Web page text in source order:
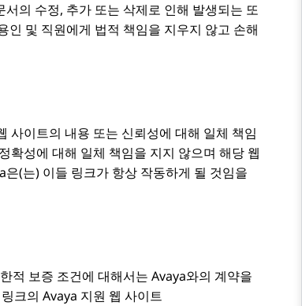
의 수정, 추가 또는 삭제로 인해 발생되는 또
인 및 직원에게 법적 책임을 지우지 않고 손해
사이트의 내용 또는 신뢰성에 대해 일체 책임
확성에 대해 일체 책임을 지지 않으며 해당 웹
은(는) 이들 링크가 항상 작동하게 될 것임을
적 보증 조건에 대해서는 Avaya와의 계약을
링크의 Avaya 지원 웹 사이트